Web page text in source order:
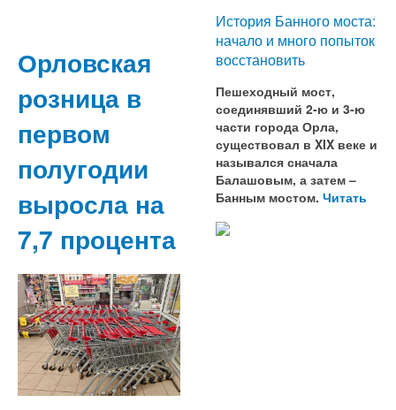
Орловская
розница в
первом
полугодии
выросла на
7,7 процента
История Банного моста:
начало и много попыток
восстановить
Пешеходный мост,
соединявший 2-ю и 3-ю
части города Орла,
существовал в XIX веке и
назывался сначала
Балашовым, а затем –
Банным мостом. Читать